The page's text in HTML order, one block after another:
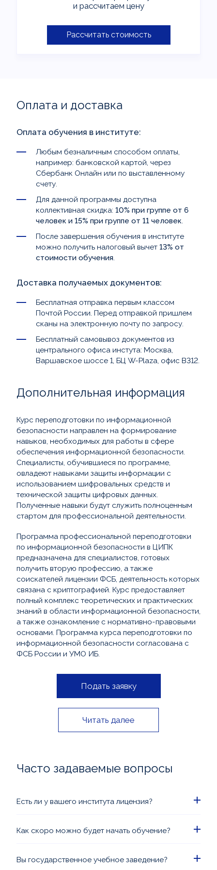
и рассчитаем цену
Рассчитать стоимость
Оплата и доставка
Оплата обучения в институте:
Любым безналичным способом оплаты,
например: банковской картой, через
Сбербанк Онлайн или по выставленному
счету.
Для данной программы доступна
коллективная скидка: 10% при группе от 6
человек и 15% при группе от 11 человек
После завершения обучения в институте
можно получить налоговый вычет 13% от
стоимости обучения
Доставка получаемых документов:
Бесплатная отправка первым классом
Почтой России. Перед отправкой пришлем
сканы на электронную почту по запросу.
Бесплатный самовывоз документов из
центрального офиса инстута: Москва,
Варшавское шоссе 1, БЦ W-Plaza, офис В312.
Дополнительная информация
Курс переподготовки по информационной
безопасности направлен на формирование
навыков, необходимых для работы в сфере
обеспечения информационной безопасности.
Специалисты, обучившиеся по программе,
овладеют навыками защиты информации с
использованием шифровальных средств и
технической защиты цифровых данных.
Полученные навыки будут служить полноценным
стартом для профессиональной деятельности.
Программа профессиональной переподготовки
по информационной безопасности в ЦИПК
предназначена для специалистов, готовых
получить вторую профессию, а также
соискателей лицензии ФСБ, деятельность которых
связана с криптографией. Курс предоставляет
полный комплекс теоретических и практических
знаний в области информационной безопасности,
а также ознакомление с нормативно-правовыми
основами. Программа курса переподготовки по
информационной безопасности согласована с
ФСБ России и УМО ИБ.
Подать заявку
Читать далее
Часто задаваемые вопросы
Есть ли у вашего института лицензия?
прочими разрешительными документами в
Как скоро можно будет начать обучение?
начать сразу после подписания договора. Очное
Вы государственное учебное заведение?